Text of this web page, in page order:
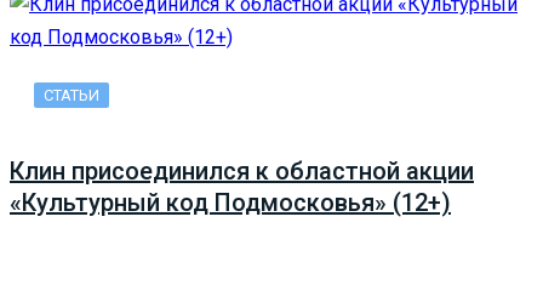
СТАТЬИ
Клин присоединился к областной акции
«Культурный код Подмосковья» (12+)